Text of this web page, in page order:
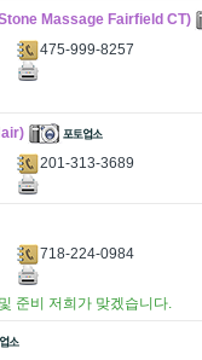
Massage Fairfield CT)
475-999-8257
201-313-3689
718-224-0984
준비 저희가 맞겠습니다.